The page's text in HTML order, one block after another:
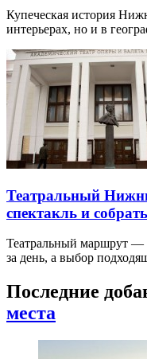
Купеческая история
интерьерах, но и в
Театральный
спектакль и
Театральный маршрут —
за день, а выбор
Последние
места